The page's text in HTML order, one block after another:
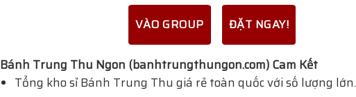
VÀO GROUP ĐẶT NGAY!
Bánh Trung Thu Ngon (banhtrungthungon.com) Cam Kết
Tổng kho sỉ Bánh Trung Thu giá rẻ toàn quốc với số lượng lớn.